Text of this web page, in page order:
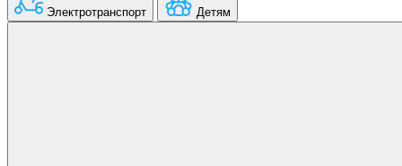
Электротранспорт Детям